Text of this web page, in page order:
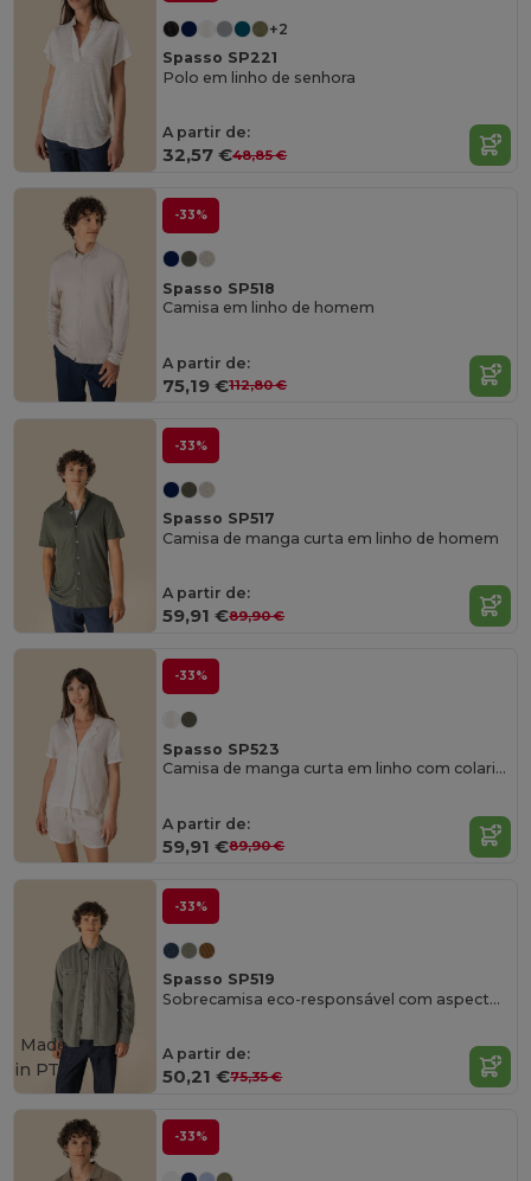
+2
Spasso SP221
Polo em linho de senhora
A partir de:
32,57 €48,85 €
-33%
Spasso SP518
Camisa em linho de homem
A partir de:
75,19 €112,80 €
-33%
Spasso SP517
Camisa de manga curta em linho de homem
A partir de:
59,91 €89,90 €
-33%
Spasso SP523
Camisa de manga curta em linho com colarinho à bowling de senhora
A partir de:
59,91 €89,90 €
-33%
Spasso SP519
Sobrecamisa eco-responsável com aspecto lavado em bombazine de homem
A partir de:
50,21 €75,35 €
Made
in PT
-33%